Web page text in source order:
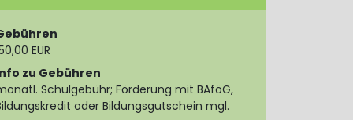
EUR
zu Gebühren
Schulgebühr; Förderung mit BAföG,
oder Bildungsgutschein mgl.